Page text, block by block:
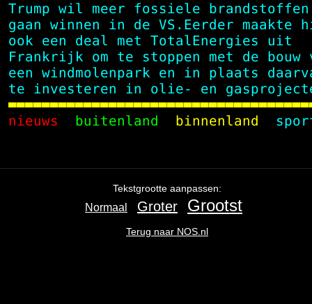
Trump wil meer fossiele
gaan winnen in de VS.Eerder
ook een deal met TotalEnergies
Frankrijk om te stoppen met de bouw
een windmolenpark en in plaats
te investeren in olie- en
nieuws
buitenland
  binnenland
naar
Tekstgrootte aanpassen:
Normaal Groter Grootst
Terug naar NOS.nl